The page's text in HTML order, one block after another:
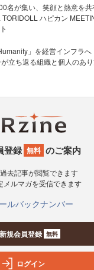
名が集い、笑顔と熱意を共
ハピカン
」を経営インフラ
立ち返る組織と個人のあ
登録 無料 のご案内
過去記事が閲覧できます
メルマガを受信できます
ルバックナンバー
新規会員登録 無料
ログイン